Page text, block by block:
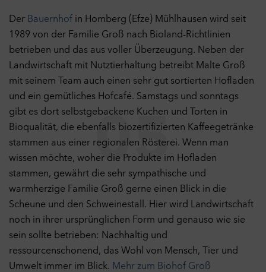
05
Der Bauernhof in Homberg (Efze) Mühlhausen wird seit
1989 von der Familie Groß nach Bioland-Richtlinien
betrieben und das aus voller Überzeugung. Neben der
Landwirtschaft mit Nutztierhaltung betreibt Malte Groß
mit seinem Team auch einen sehr gut sortierten Hofladen
und ein gemütliches Hofcafé. Samstags und sonntags
gibt es dort selbstgebackene Kuchen und Torten in
Bioqualität, die ebenfalls biozertifizierten Kaffeegetränke
stammen aus einer regionalen Rösterei. Wenn man
wissen möchte, woher die Produkte im Hofladen
stammen, gewährt die sehr sympathische und
warmherzige Familie Groß gerne einen Blick in die
Scheune und den Schweinestall. Hier wird Landwirtschaft
noch in ihrer ursprünglichen Form und genauso wie sie
sein sollte betrieben: Nachhaltig und
ressourcenschonend, das Wohl von Mensch, Tier und
Umwelt immer im Blick. Mehr zum Biohof Groß